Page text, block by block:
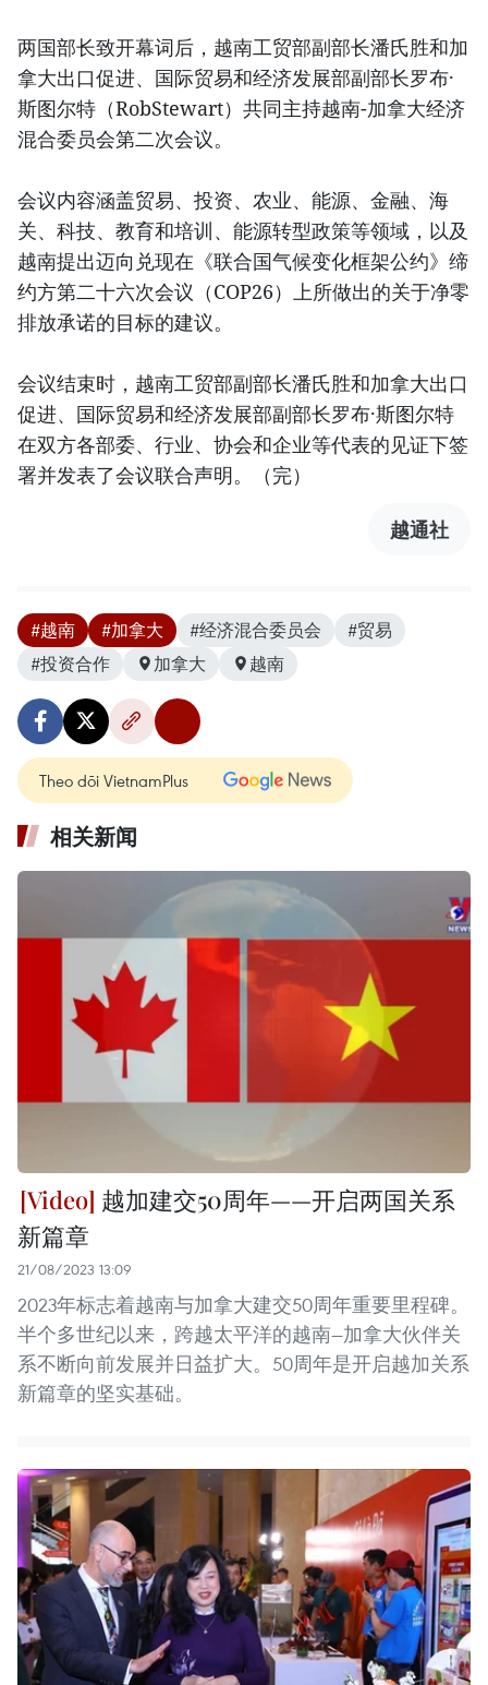
两国部长致开幕词后，越南工贸部副部长潘氏胜和加
拿大出口促进、国际贸易和经济发展部副部长罗布·
斯图尔特（RobStewart）共同主持越南-加拿大经济
混合委员会第二次会议。
会议内容涵盖贸易、投资、农业、能源、金融、海
关、科技、教育和培训、能源转型政策等领域，以及
越南提出迈向兑现在《联合国气候变化框架公约》缔
约方第二十六次会议（COP26）上所做出的关于净零
排放承诺的目标的建议。
会议结束时，越南工贸部副部长潘氏胜和加拿大出口
促进、国际贸易和经济发展部副部长罗布·斯图尔特
在双方各部委、行业、协会和企业等代表的见证下签
署并发表了会议联合声明。（完）
越通社
#越南 #加拿大 #经济混合委员会
#贸易
#投资合作
加拿大 越南
Theo dõi VietnamPlus
相关新闻
越加建交50周年——开启两国关系
新篇章
21/08/2023 13:09
2023年标志着越南与加拿大建交50周年重要里程碑。
半个多世纪以来，跨越太平洋的越南—加拿大伙伴关
系不断向前发展并日益扩大。50周年是开启越加关系
新篇章的坚实基础。